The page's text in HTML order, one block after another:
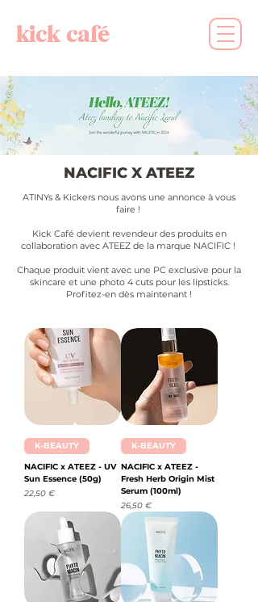
kick café
NACIFIC X ATEEZ
ATINYs & Kickers nous avons une annonce à vous
faire !
Kick Café devient revendeur des produits en
collaboration avec ATEEZ de la marque NACIFIC !
Chaque produit vient avec une PC exclusive pour la
skincare et une photo 4 cuts pour les lipsticks.
Profitez-en dès maintenant !
K-BEAUTY
NACIFIC x ATEEZ - UV
Sun Essence (50g)
Prix
22,50 €
K-BEAUTY
NACIFIC x ATEEZ -
Fresh Herb Origin Mist
Serum (100ml)
Prix
26,50 €